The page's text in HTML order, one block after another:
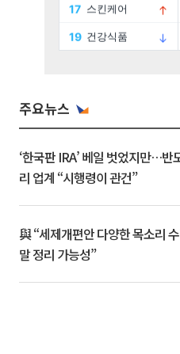
주요뉴스
‘한국판 IRA’ 베일 벗었지만…반
리 업계 “시행령이 관건”
與 “세제개편안 다양한 목소리
말 정리 가능성”